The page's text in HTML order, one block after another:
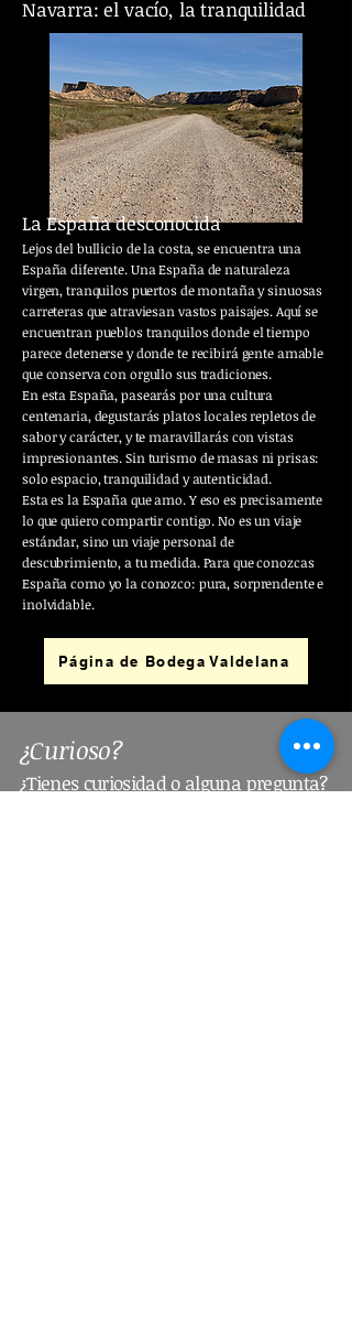
Navarra: el vacío, la tranquilidad
La España desconocida
Lejos del bullicio de la costa, se encuentra una
España diferente. Una España de naturaleza
virgen, tranquilos puertos de montaña y sinuosas
carreteras que atraviesan vastos paisajes. Aquí se
encuentran pueblos tranquilos donde el tiempo
parece detenerse y donde te recibirá gente amable
que conserva con orgullo sus tradiciones.
En esta España, pasearás por una cultura
centenaria, degustarás platos locales repletos de
sabor y carácter, y te maravillarás con vistas
impresionantes. Sin turismo de masas ni prisas:
solo espacio, tranquilidad y autenticidad.
Esta es la España que amo. Y eso es precisamente
lo que quiero compartir contigo. No es un viaje
estándar, sino un viaje personal de
descubrimiento, a tu medida. Para que conozcas
España como yo la conozco: pura, sorprendente e
inolvidable.
Página de Bodega Valdelana
¿Curioso?
¿Tienes curiosidad o alguna pregunta?